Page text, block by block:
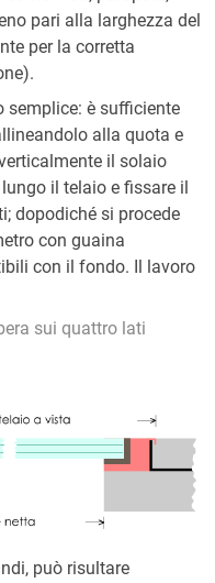
pari alla larghezza del
per la corretta
semplice: è sufficiente
alla quota e
il solaio
il telaio e fissare il
dopodiché si procede
con guaina
con il fondo. Il lavoro
sui quattro lati
può risultare